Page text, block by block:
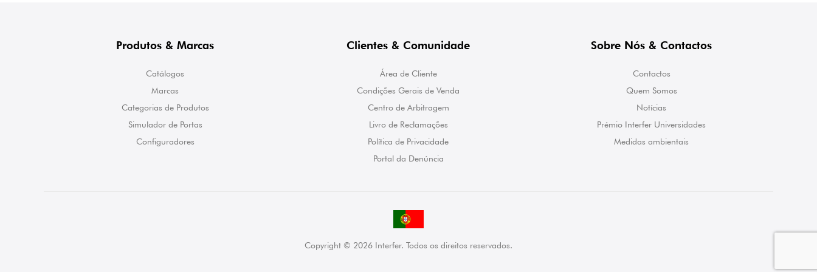
Produtos & Marcas
Catálogos
Marcas
Categorias de Produtos
Simulador de Portas
Configuradores
Clientes & Comunidade
Área de Cliente
Condições Gerais de Venda
Centro de Arbitragem
Livro de Reclamações
Política de Privacidade
Portal da Denúncia
Sobre Nós & Contactos
Contactos
Quem Somos
Notícias
Prémio Interfer Universidades
Medidas ambientais
Copyright © 2026 Interfer. Todos os direitos reservados.